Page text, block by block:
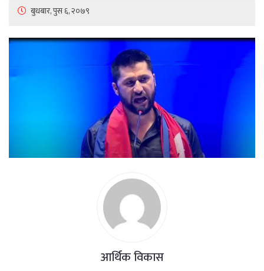
बुधबार, पुस ६, २०७९
आर्थिक विकास